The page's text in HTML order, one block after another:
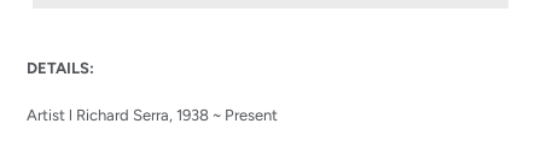
to
cart
DETAILS:
Artist l Richard Serra, 1938 ~ Present